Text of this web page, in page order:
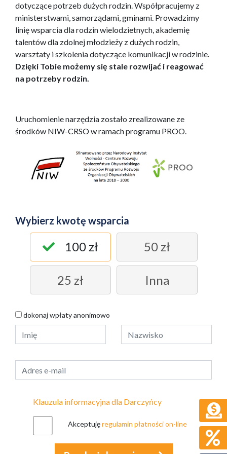
dotyczące potrzeb dużych rodzin. Współpracujemy z
ministerstwami, samorządami, gminami. Prowadzimy
linię wsparcia dla rodzin wielodzietnych, akademię
talentów dla zdolnej młodzieży z dużych rodzin,
warsztaty i szkolenia dotyczące komunikacji w rodzinie.
Dzięki Tobie możemy się stale rozwijać i reagować
na potrzeby rodzin.
Uruchomienie narzędzia zostało zrealizowane ze
środków NIW-CRSO w ramach programu PROO.
Wybierz kwotę wsparcia
100 zł 50 zł
25 zł Inna
dokonaj wpłaty anonimowo
Klauzula informacyjna dla Darczyńcy
Akceptujęregulamin płatności on-line